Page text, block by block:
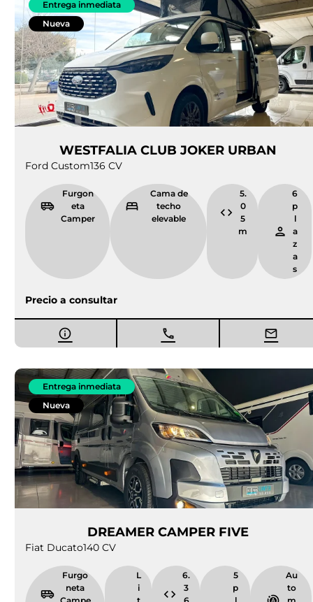
Entrega inmediata
Nueva
WESTFALIA CLUB JOKER URBAN
Ford Custom136 CV
Furgon
eta
Camper
Cama de
techo
elevable
5.
0
5
m
6
p
l
a
z
a
s
Precio a consultar
Entrega inmediata
Nueva
DREAMER CAMPER FIVE
Furgo
neta
L
i
6.
3
5
p
Au
to